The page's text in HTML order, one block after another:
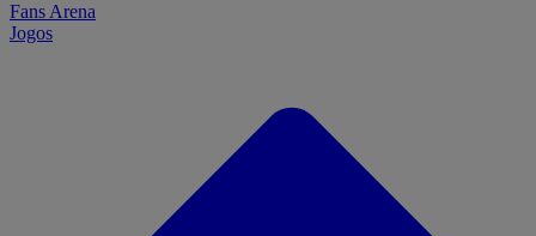
Fans Arena
Jogos